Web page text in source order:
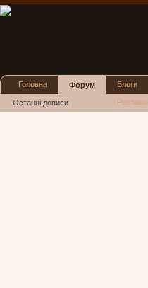
Головна Форум
Останні дописи
Блоги
Реклама